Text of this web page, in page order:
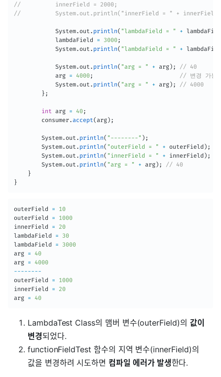
//          innerField = 2000;                                //
//          System.out.println("innerField = " + innerField);
System. out . println( "lambdaField = " +
            lambdaField
= 3000;
System. out . println( "lambdaField = " +
System. out . println( "arg = " + arg ) ;
// 40
            arg
= 4000;
// 변경 가능
System. out . println( "arg = " + arg ) ;
// 4000
} ;
int arg = 40;
        consumer
.accept(arg ) ;
System. out . println( "--------" ) ;
System. out . println( "outerField = " + outerField ) ;
System. out . println( "innerField = " + innerField ) ;
System. out . println( "arg = " + arg ) ;
// 40
}
}
outerField =
10
outerField =
1000
innerField =
20
lambdaField =
30
lambdaField =
3000
arg =
40
arg =
4000
--------
outerField =
1000
innerField =
20
arg = 40
LambdaTest Class의 맴버 변수(outerField)의 값이
변경되었다.
functionFieldTest 함수의 지역 변수(innerField)의
값을 변경하려 시도하면 컴파일 에러가 발생한다.